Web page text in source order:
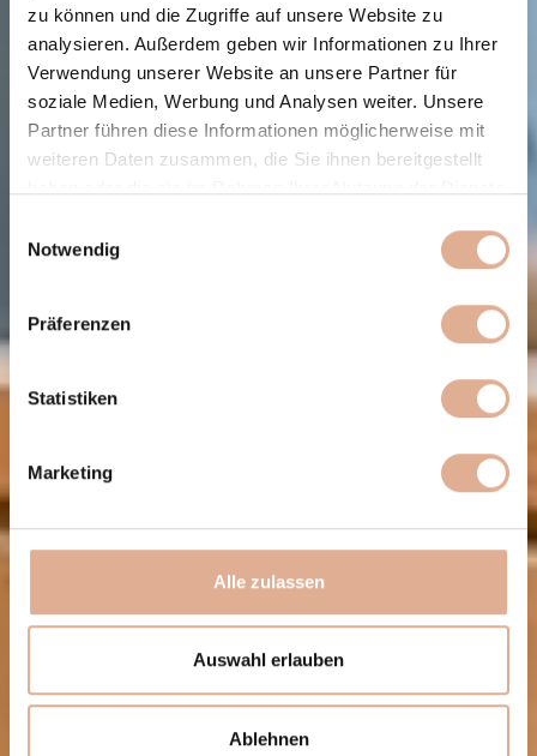
zu können und die Zugriffe auf unsere Website zu
analysieren. Außerdem geben wir Informationen zu Ihrer
Verwendung unserer Website an unsere Partner für
soziale Medien, Werbung und Analysen weiter. Unsere
Partner führen diese Informationen möglicherweise mit
weiteren Daten zusammen, die Sie ihnen bereitgestellt
Notwendig
Präferenzen
Statistiken
Marketing
Alle zulassen
Auswahl erlauben
Ablehnen